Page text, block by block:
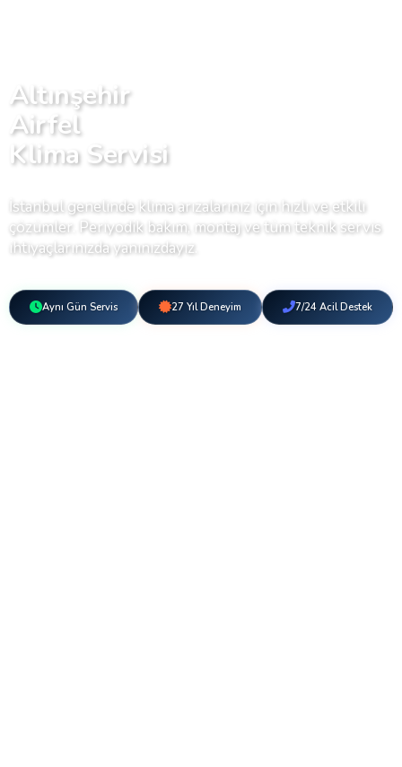
Altınşehir
Airfel
Klima Servisi
İstanbul genelinde klima arızalarınız için hızlı ve etkili
çözümler. Periyodik bakım, montaj ve tüm teknik servis
ihtiyaçlarınızda yanınızdayız.
Aynı Gün Servis 27 Yıl Deneyim 7/24 Acil Destek